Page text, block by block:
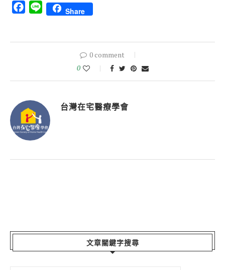
Facebook
Line Share
0 comment
0
台灣在宅醫療學會
文章關鍵字搜尋